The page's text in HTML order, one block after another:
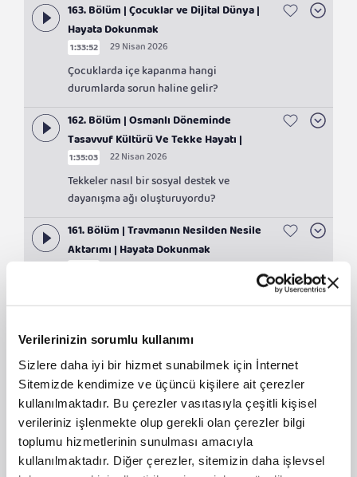
Verilerinizin sorumlu kullanımı
Sizlere daha iyi bir hizmet sunabilmek için İnternet
Sitemizde kendimize ve üçüncü kişilere ait çerezler
kullanılmaktadır. Bu çerezler vasıtasıyla çeşitli kişisel
verileriniz işlenmekte olup gerekli olan çerezler bilgi
toplumu hizmetlerinin sunulması amacıyla
kullanılmaktadır. Diğer çerezler, sitemizin daha işlevsel
163. Bölüm | Çocuklar ve Dijital Dünya |
Hayata Dokunmak
1:33:52 29 Nisan 2026
Çocuklarda içe kapanma hangi
durumlarda sorun haline gelir?
162. Bölüm | Osmanlı Döneminde
Tasavvuf Kültürü Ve Tekke Hayatı |
Hayata Dokunmak
1:35:03 22 Nisan 2026
Tekkeler nasıl bir sosyal destek ve
dayanışma ağı oluşturuyordu?
161. Bölüm | Travmanın Nesilden Nesile
Aktarımı | Hayata Dokunmak
etkiler?
160. Bölüm | İnsanın Hayat Amacı ve
Anadolu İrfanı | Hayata Dokunmak
1:25:43 08 Nisan 2026
Ayrılık ve özlem duygusu insanın iç
dünyasını nasıl etkiler?
159. Bölüm | Din Eğitimi İnsana Ne